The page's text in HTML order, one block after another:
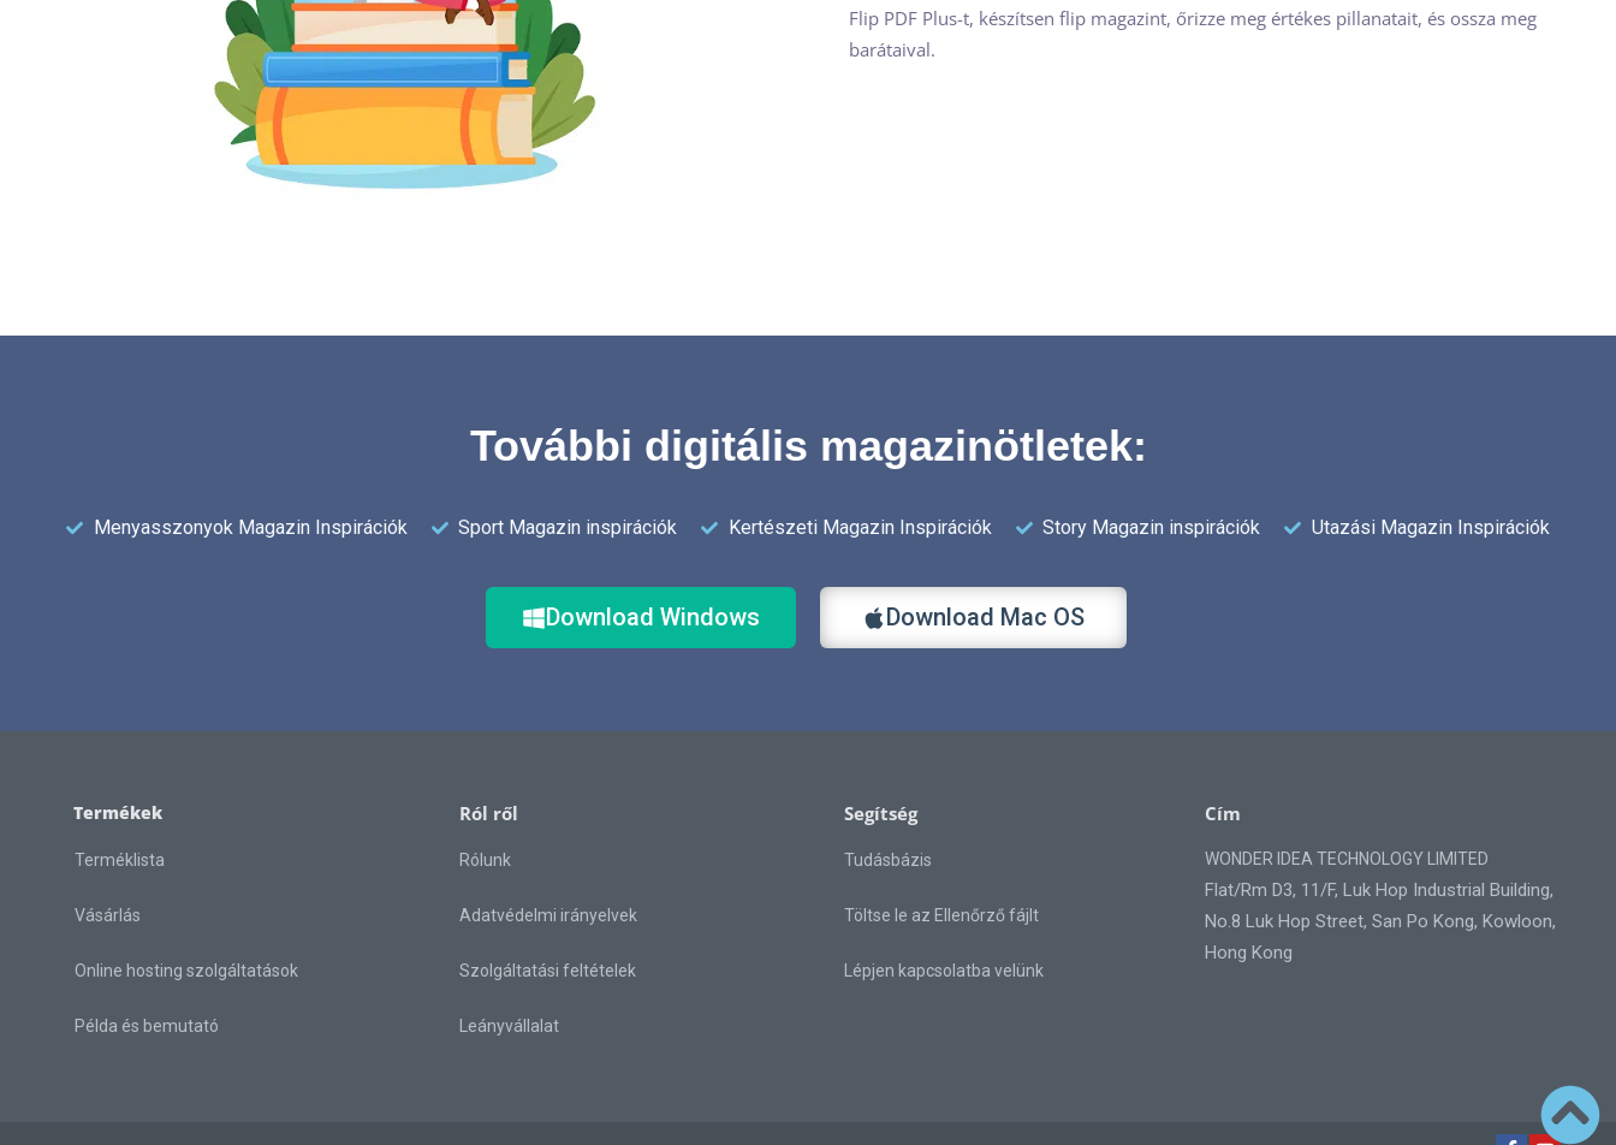
Flip PDF Plus-t, készítsen flip magazint, őrizze meg értékes pillanatait, és ossza meg
barátaival.
További digitális magazinötletek:
Menyasszonyok Magazin Inspirációk Sport Magazin inspirációk Kertészeti Magazin Inspirációk Story Magazin inspirációk Utazási Magazin Inspirációk
Download Windows Download Mac OS
Termékek
Terméklista
Vásárlás
Online hosting szolgáltatások
Példa és bemutató
Ról ről
Rólunk
Adatvédelmi irányelvek
Szolgáltatási feltételek
Leányvállalat
Segítség
Tudásbázis
Töltse le az Ellenőrző fájlt
Lépjen kapcsolatba velünk
Cím
WONDER IDEA TECHNOLOGY LIMITED
Flat/Rm D3, 11/F, Luk Hop Industrial Building,
No.8 Luk Hop Street, San Po Kong, Kowloon,
Hong Kong